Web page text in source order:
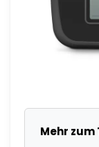
Mehr zum